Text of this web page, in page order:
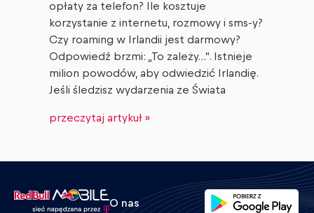
opłaty za telefon? Ile kosztuje
korzystanie z internetu, rozmowy i sms-y?
Czy roaming w Irlandii jest darmowy?
Odpowiedź brzmi: „To zależy…”. Istnieje
milion powodów, aby odwiedzić Irlandię.
Jeśli śledzisz wydarzenia ze Świata
przeczytaj artykuł »
O nas